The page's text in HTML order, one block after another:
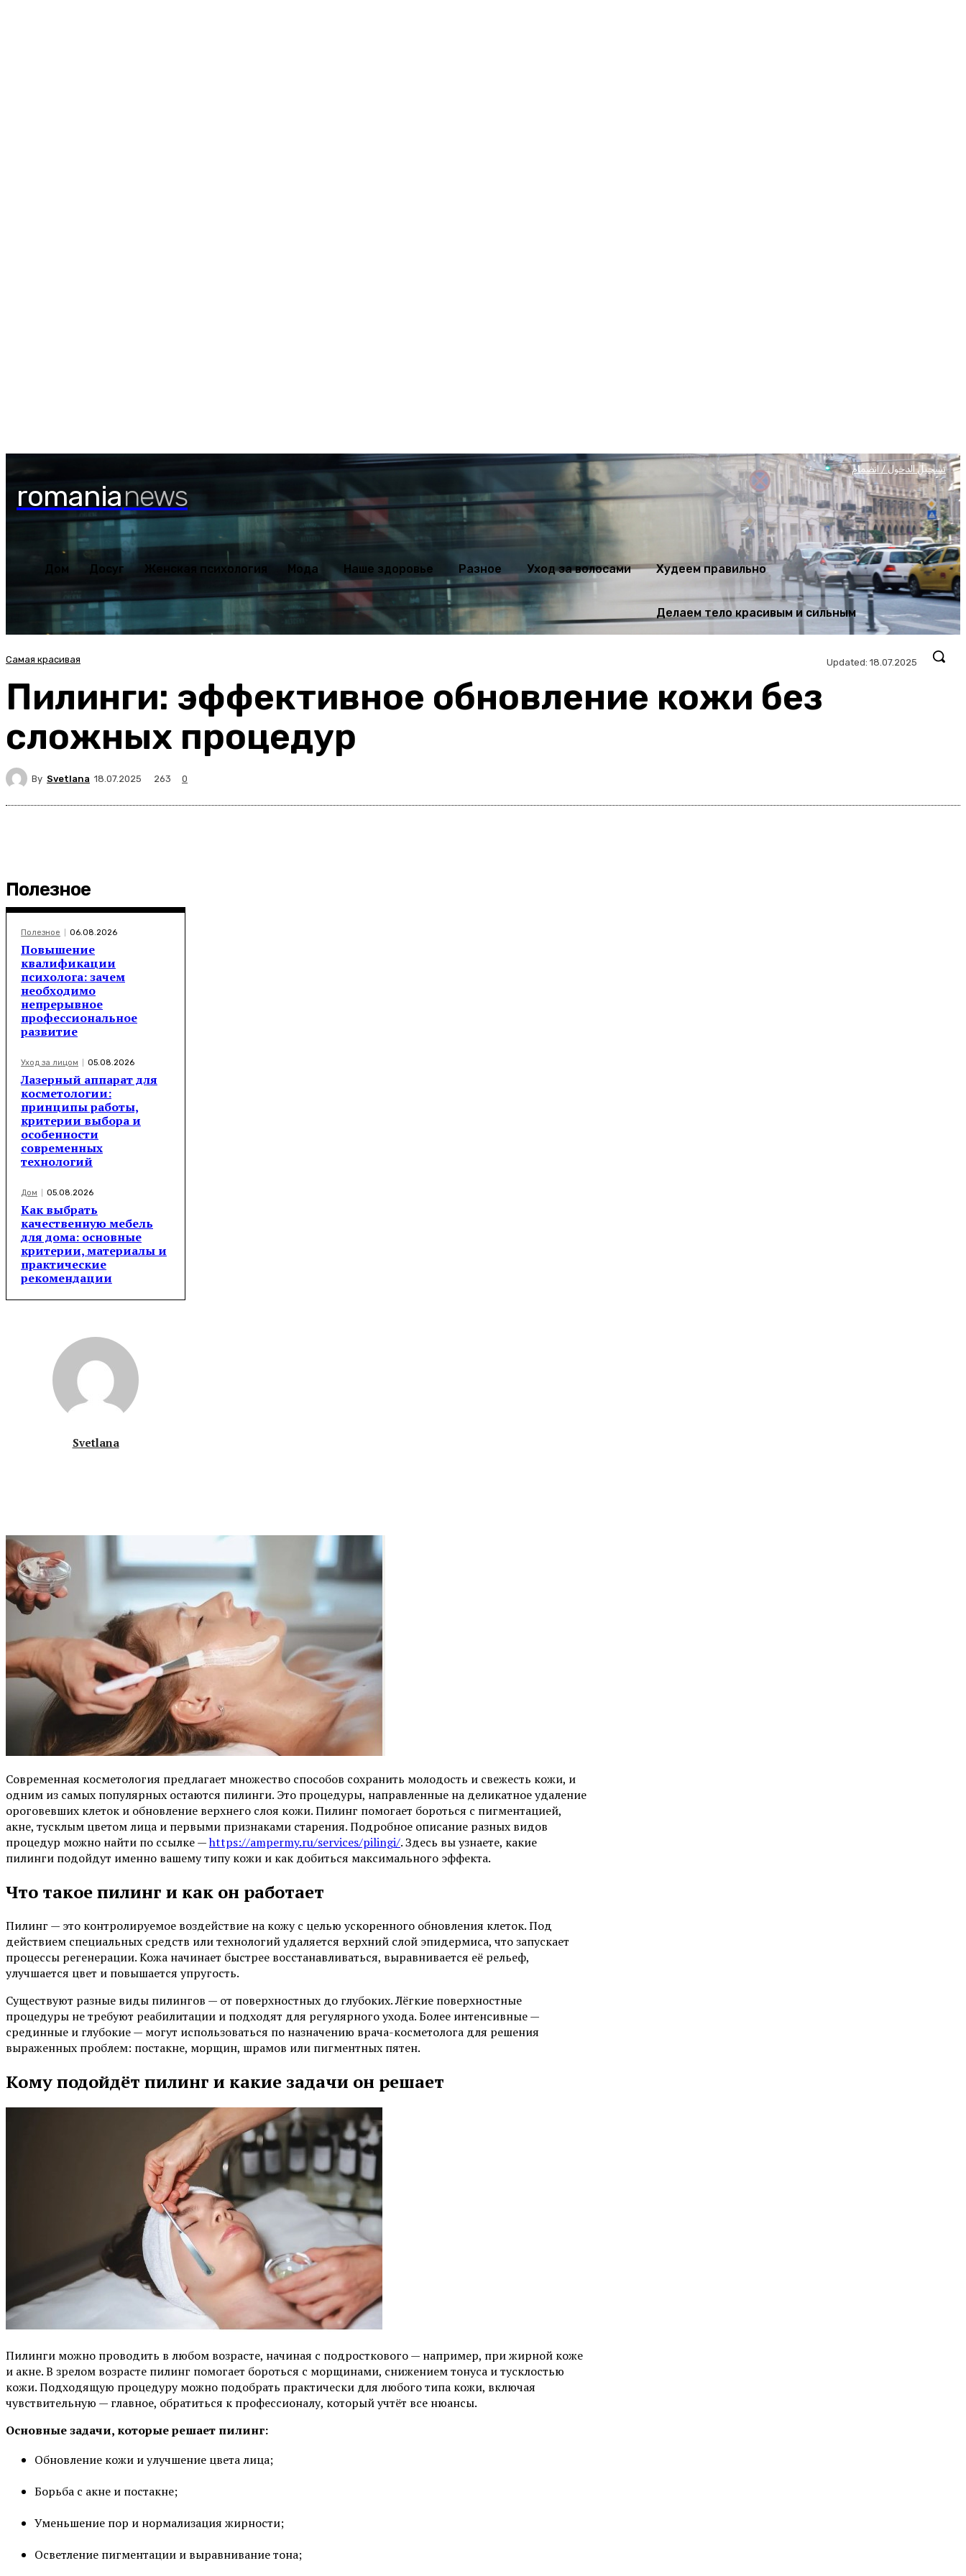
تسجيل الدخول / انضمام
romanianews
Дом Досуг Женская психология Мода Наше здоровье Разное Уход за волосами Худеем правильно
Делаем тело красивым и сильным
Самая красивая Updated: 18.07.2025
Пилинги: эффективное обновление кожи без
сложных процедур
By Svetlana 18.07.2025 263 0
Полезное
Полезное 06.08.2026
Повышение
квалификации
психолога: зачем
необходимо
непрерывное
профессиональное
развитие
Уход за лицом 05.08.2026
Лазерный аппарат для
косметологии:
принципы работы,
критерии выбора и
особенности
современных
технологий
Дом 05.08.2026
Как выбрать
качественную мебель
для дома: основные
критерии, материалы и
практические
рекомендации
Svetlana
Современная косметология предлагает множество способов сохранить молодость и свежесть кожи, и
одним из самых популярных остаются пилинги. Это процедуры, направленные на деликатное удаление
ороговевших клеток и обновление верхнего слоя кожи. Пилинг помогает бороться с пигментацией,
акне, тусклым цветом лица и первыми признаками старения. Подробное описание разных видов
процедур можно найти по ссылке —https://ampermy.ru/services/pilingi/. Здесь вы узнаете, какие
пилинги подойдут именно вашему типу кожи и как добиться максимального эффекта.
Что такое пилинг и как он работает
Пилинг — это контролируемое воздействие на кожу с целью ускоренного обновления клеток. Под
действием специальных средств или технологий удаляется верхний слой эпидермиса, что запускает
процессы регенерации. Кожа начинает быстрее восстанавливаться, выравнивается её рельеф,
улучшается цвет и повышается упругость.
Существуют разные виды пилингов — от поверхностных до глубоких. Лёгкие поверхностные
процедуры не требуют реабилитации и подходят для регулярного ухода. Более интенсивные —
срединные и глубокие — могут использоваться по назначению врача-косметолога для решения
выраженных проблем: постакне, морщин, шрамов или пигментных пятен.
Кому подойдёт пилинг и какие задачи он решает
Пилинги можно проводить в любом возрасте, начиная с подросткового — например, при жирной коже
и акне. В зрелом возрасте пилинг помогает бороться с морщинами, снижением тонуса и тусклостью
кожи. Подходящую процедуру можно подобрать практически для любого типа кожи, включая
чувствительную — главное, обратиться к профессионалу, который учтёт все нюансы.
Основные задачи, которые решает пилинг:
Обновление кожи и улучшение цвета лица;
Борьба с акне и постакне;
Уменьшение пор и нормализация жирности;
Осветление пигментации и выравнивание тона;